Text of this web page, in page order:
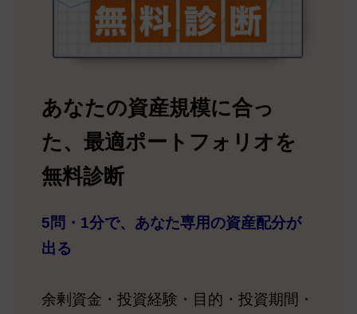
あなたの資産規模に合っ
た、最適ポートフォリオを
無料診断
5問・1分で、あなた専用の資産配分が
出る
余剰資金・投資経験・目的・投資期間・